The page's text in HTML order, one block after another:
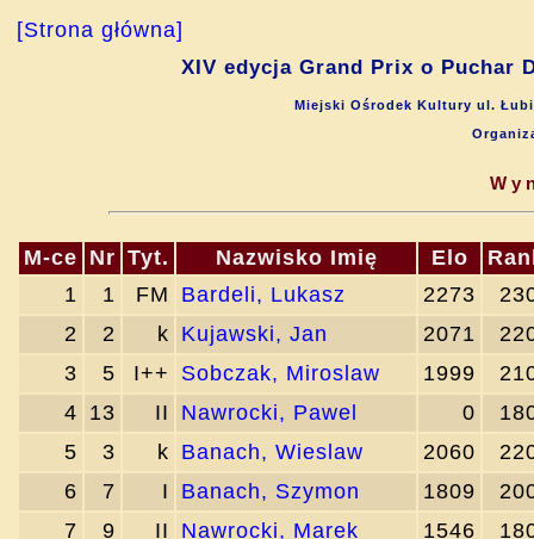
[Strona główna]
XIV edycja Grand Prix o Puchar
Miejski Ośrodek Kultury ul.
M-ce Nr Tyt. Nazwisko Imię Elo
1
1 FM Bardeli, Lukasz 2273
2
2 k Kujawski, Jan 2071
3
5 I++ Sobczak, Miroslaw 1999
4 13 II Nawrocki, Pawel 0
5
3 k Banach, Wieslaw 2060
6
7 I Banach, Szymon 1809
7
9 II Nawrocki, Marek 1546